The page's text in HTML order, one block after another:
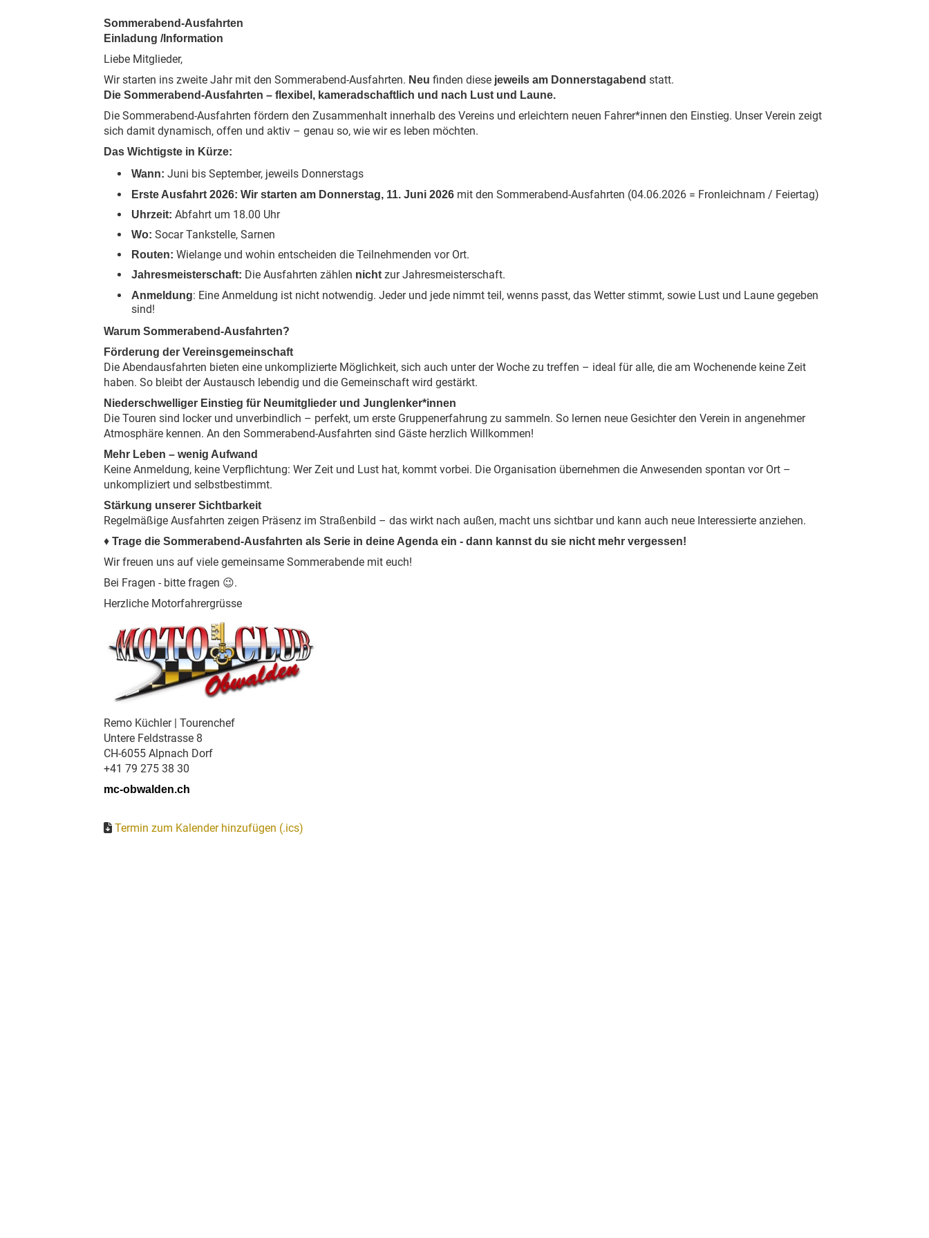
Sommerabend-Ausfahrten
Einladung /Information
Liebe Mitglieder,
Wir starten ins zweite Jahr mit den Sommerabend-Ausfahrten. Neu finden diese jeweils am Donnerstagabend statt.
Die Sommerabend-Ausfahrten – flexibel, kameradschaftlich und nach Lust und Laune.
Die Sommerabend-Ausfahrten fördern den Zusammenhalt innerhalb des Vereins und erleichtern neuen Fahrer*innen den Einstieg. Unser Verein zeigt
sich damit dynamisch, offen und aktiv – genau so, wie wir es leben möchten.
Das Wichtigste in Kürze:
Wann: Juni bis September, jeweils Donnerstags
Erste Ausfahrt 2026: Wir starten am Donnerstag, 11. Juni 2026mit den Sommerabend-Ausfahrten (04.06.2026 = Fronleichnam / Feiertag)
Uhrzeit: Abfahrt um 18.00 Uhr
Wo: Socar Tankstelle, Sarnen
Routen: Wielange und wohin entscheiden die Teilnehmenden vor Ort.
Jahresmeisterschaft: Die Ausfahrten zählen nichtzur Jahresmeisterschaft.
Anmeldung: Eine Anmeldung ist nicht notwendig. Jeder und jede nimmt teil, wenns passt, das Wetter stimmt, sowie Lust und Laune gegeben
sind!
Warum Sommerabend-Ausfahrten?
Förderung der Vereinsgemeinschaft
Die Abendausfahrten bieten eine unkomplizierte Möglichkeit, sich auch unter der Woche zu treffen – ideal für alle, die am Wochenende keine Zeit
haben. So bleibt der Austausch lebendig und die Gemeinschaft wird gestärkt.
Niederschwelliger Einstieg für Neumitglieder und Junglenker*innen
Die Touren sind locker und unverbindlich – perfekt, um erste Gruppenerfahrung zu sammeln. So lernen neue Gesichter den Verein in angenehmer
Atmosphäre kennen. An den Sommerabend-Ausfahrten sind Gäste herzlich Willkommen!
Mehr Leben – wenig Aufwand
Keine Anmeldung, keine Verpflichtung: Wer Zeit und Lust hat, kommt vorbei. Die Organisation übernehmen die Anwesenden spontan vor Ort –
unkompliziert und selbstbestimmt.
Stärkung unserer Sichtbarkeit
Regelmäßige Ausfahrten zeigen Präsenz im Straßenbild – das wirkt nach außen, macht uns sichtbar und kann auch neue Interessierte anziehen.
♦ Trage die Sommerabend-Ausfahrten als Serie in deine Agenda ein - dann kannst du sie nicht mehr vergessen!
Wir freuen uns auf viele gemeinsame Sommerabende mit euch!
Bei Fragen - bitte fragen 😉.
Herzliche Motorfahrergrüsse
Remo Küchler | Tourenchef
Untere Feldstrasse 8
CH-6055 Alpnach Dorf
+41 79 275 38 30
mc-obwalden.ch
Termin zum Kalender hinzufügen (.ics)